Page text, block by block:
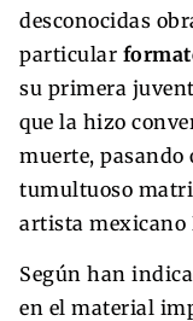
desconocidas
particular
su primera
que la hizo
muerte, pasando
tumultuoso
artista mexicano
Según han
en el material